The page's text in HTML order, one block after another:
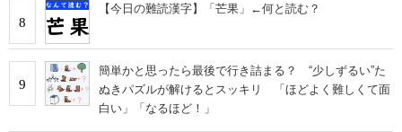
8
【今日の難読漢字】「芒果」←何と読む？
9
簡単かと思ったら最後で行き詰まる？ “少しずるい”た
ぬきパズルが解けるとスッキリ 「ほどよく難しくて面
白い」「なるほど！」